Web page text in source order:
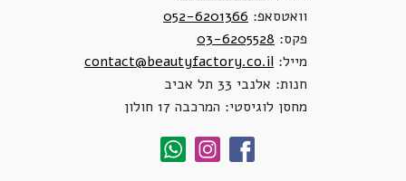
וואטסאפ: 052-6201366
פקס: 03-6205528
מייל: contact@beautyfactory.co.il
חנות: אלנבי 33 תל אביב
מחסן לוגיסטי: המרכבה 17 חולון